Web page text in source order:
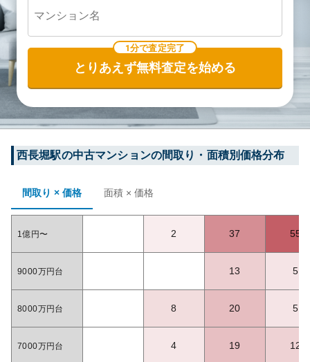
1分で査定完了
とりあえず無料査定を始める
西長堀駅の中古マンションの間取り・面積別価格分布
間取り × 価格 面積 × 価格
1億円〜 2 37 55
9000万円台 13 5
8000万円台 8 20 5
7000万円台 4 19 12